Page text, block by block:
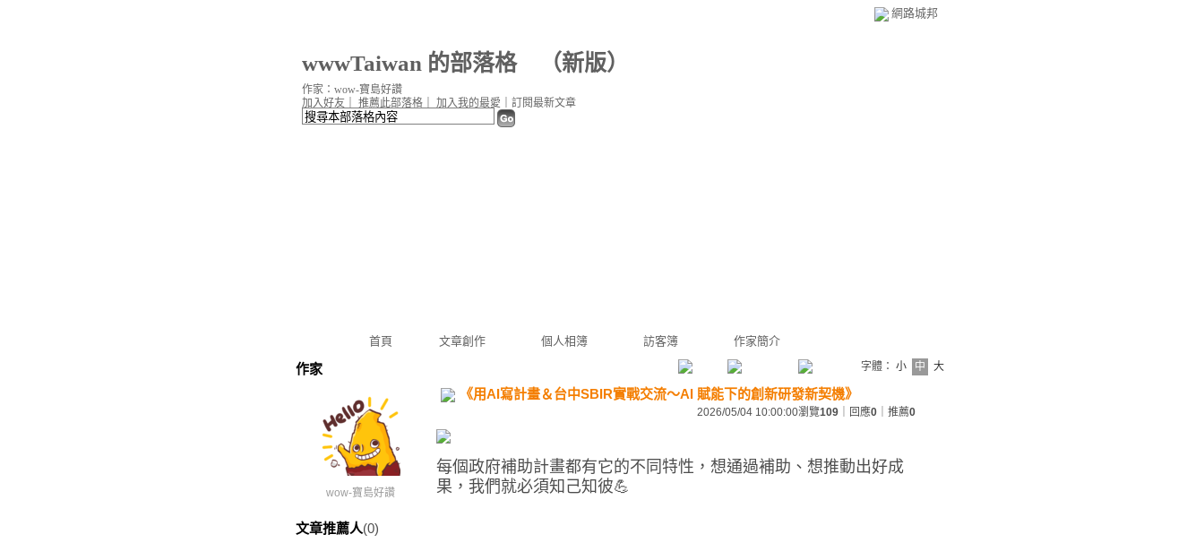
網路城邦
wwwTaiwan 的部落格（新版）
首頁 文章創作 個人相簿 訪客簿 作家簡介
加入好友 推薦此部落格 加入我的最愛 訂閱最新文章
作家：wow-寶島好讚
作家
wow-寶島好讚
文章推薦人(0)
字體： 小 中 大
《用AI寫計畫＆台中SBIR實戰交流～AI 賦能下的創新研發新契機》
2026/05/04 10:00:00瀏覽109 ｜回應0 ｜推薦0
每個政府補助計畫都有它的不同特性，想通過補助、想推動出好成
果，我們就必須知己知彼💪